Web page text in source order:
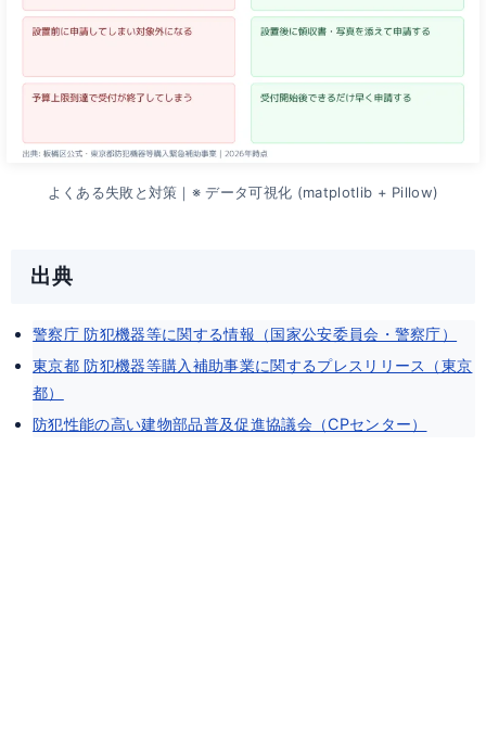
よくある失敗と対策｜※ データ可視化 (matplotlib + Pillow)
出典
警察庁 防犯機器等に関する情報（国家公安委員会・警察庁）
東京都 防犯機器等購入補助事業に関するプレスリリース（東京
都）
防犯性能の高い建物部品普及促進協議会（CPセンター）